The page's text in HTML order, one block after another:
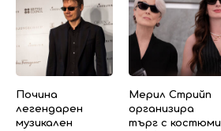
Почина
легендарен
музикален
Мерил Стрийп
организира
търг с костюми